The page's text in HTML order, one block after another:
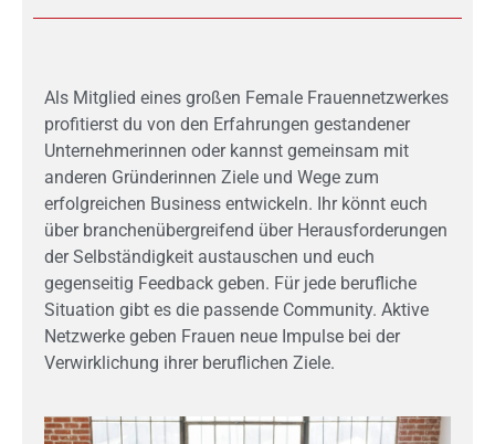
Als Mitglied eines großen Female Frauennetzwerkes
profitierst du von den Erfahrungen gestandener
Unternehmerinnen oder kannst gemeinsam mit
anderen Gründerinnen Ziele und Wege zum
erfolgreichen Business entwickeln. Ihr könnt euch
über branchenübergreifend über Herausforderungen
der Selbständigkeit austauschen und euch
gegenseitig Feedback geben. Für jede berufliche
Situation gibt es die passende Community. Aktive
Netzwerke geben Frauen neue Impulse bei der
Verwirklichung ihrer beruflichen Ziele.